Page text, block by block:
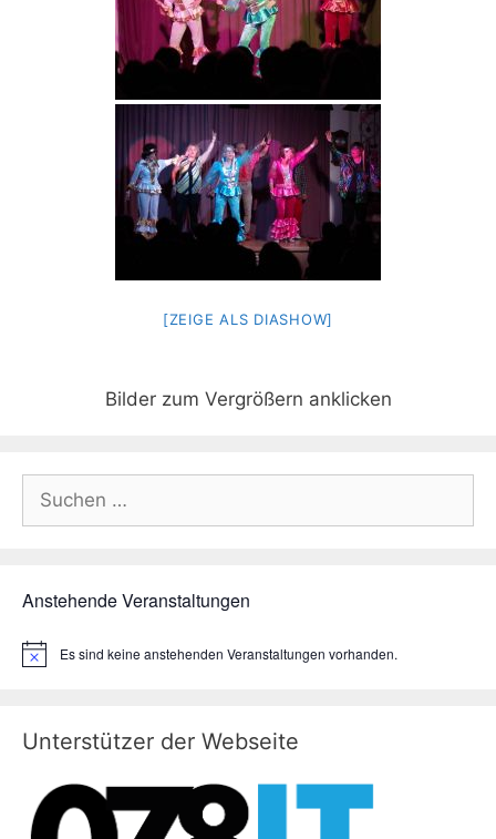
[ZEIGE ALS DIASHOW]
Bilder zum Vergrößern anklicken
Suchen
nach:
Anstehende Veranstaltungen
H
e
i
Es sind keine anstehenden Veranstaltungen vorhanden.
Unterstützer der Webseite